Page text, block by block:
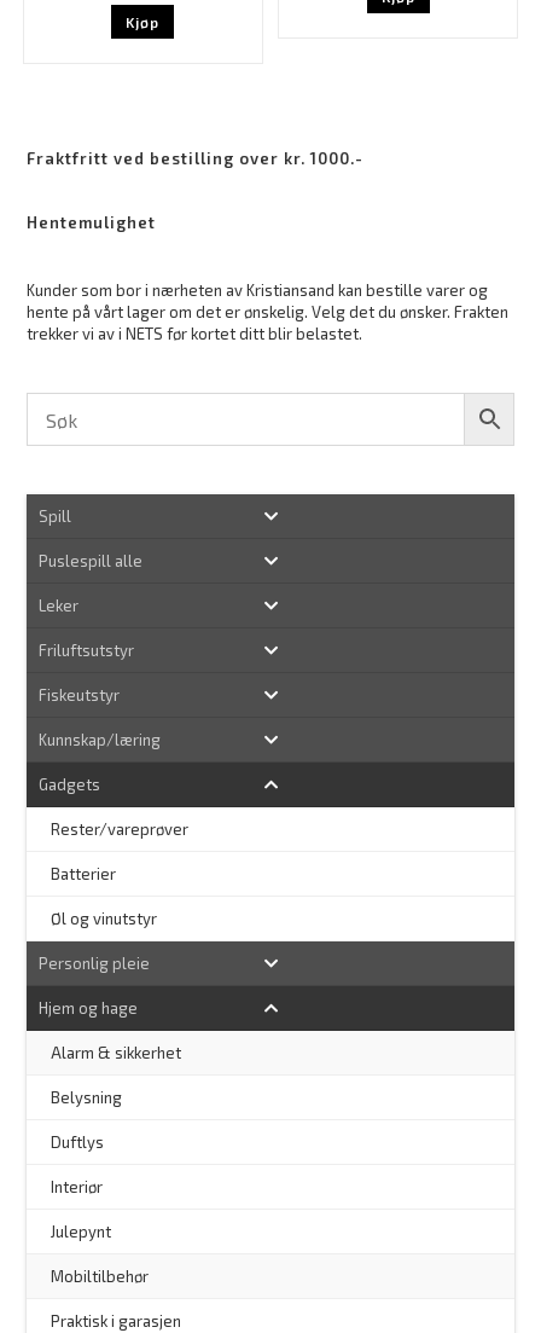
Kjøp
Fraktfritt ved bestilling over kr. 1000.-
Hentemulighet
Kunder som bor i nærheten av Kristiansand kan bestille varer og
hente på vårt lager om det er ønskelig. Velg det du ønsker. Frakten
trekker vi av i NETS før kortet ditt blir belastet.
Spill
Puslespill alle
Leker
Friluftsutstyr
Fiskeutstyr
Kunnskap/læring
Gadgets
Rester/vareprøver
Batterier
Øl og vinutstyr
Personlig pleie
Hjem og hage
Alarm & sikkerhet
Belysning
Duftlys
Interiør
Julepynt
Mobiltilbehør
Praktisk i garasjen